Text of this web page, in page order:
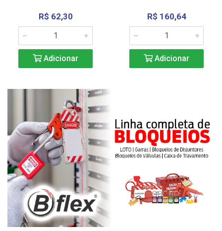
R$ 62,30
Adicionar
R$ 160,64
Adicionar